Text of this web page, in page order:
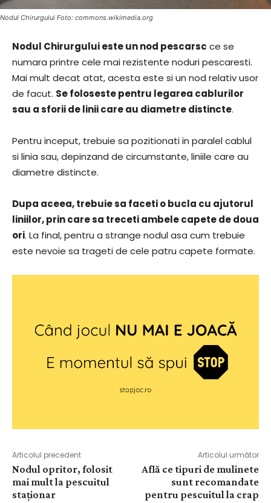
Nodul Chirurgului Foto: commons.wikimedia.org
Nodul Chirurgului este un nod pescarsc ce se
numara printre cele mai rezistente noduri pescaresti.
Mai mult decat atat, acesta este si un nod relativ usor
de facut. Se foloseste pentru legarea cablurilor
sau a sforii de linii care au diametre distincte.
Pentru inceput, trebuie sa pozitionati in paralel cablul
si linia sau, depinzand de circumstante, liniile care au
diametre distincte.
Dupa aceea, trebuie sa faceti o bucla cu ajutorul
liniilor, prin care sa treceti ambele capete de doua
ori. La final, pentru a strange nodul asa cum trebuie
este nevoie sa trageti de cele patru capete formate.
Articolul precedent
Nodul opritor, folosit
mai mult la pescuitul
staționar
Articolul următor
Află ce tipuri de mulinete
sunt recomandate
pentru pescuitul la crap